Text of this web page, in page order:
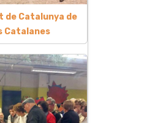
de Catalunya de
Catalanes